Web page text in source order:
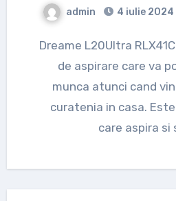
admin 4 iulie 2024
Dreame L20Ultra RLX41CE-1 este un robot
de aspirare care va
munca atunci cand
curatenia in casa.
care aspira si